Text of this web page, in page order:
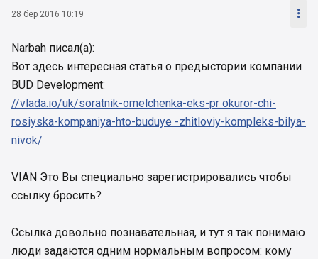
28 бер 2016 10:19 
Narbah писал(а):
Вот здесь интересная статья о предыстории компании
BUD Development:
//vlada.io/uk/soratnik-omelchenka-eks-pr okuror-chi-
rosiyska-kompaniya-hto-buduye -zhitloviy-kompleks-bilya-
nivok/
VIAN Это Вы специально зарегистрировались чтобы
ссылку бросить?
Ссылка довольно познавательная, и тут я так понимаю
люди задаются одним нормальным вопросом: кому